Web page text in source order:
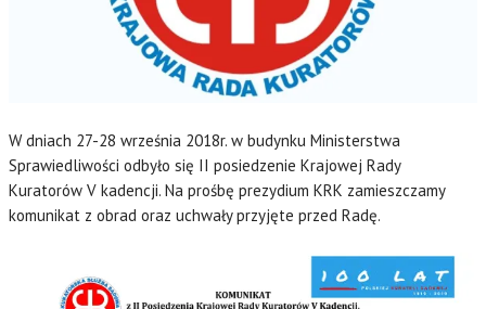
W dniach 27-28 września 2018r. w budynku Ministerstwa
Sprawiedliwości odbyło się II posiedzenie Krajowej Rady
Kuratorów V kadencji. Na prośbę prezydium KRK zamieszczamy
komunikat z obrad oraz uchwały przyjęte przed Radę.